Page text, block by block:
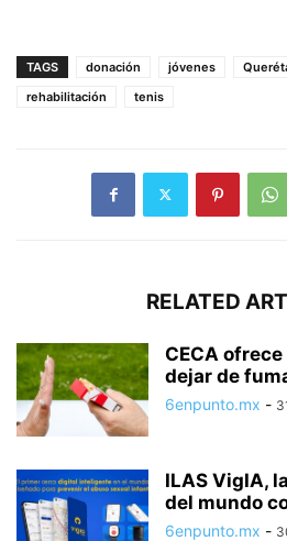
TAGS donación jóvenes
rehabilitación
tenis
RELATED
CECA
dejar de
6enpunto.mx -
ILAS VigIA,
del mundo
6enpunto.mx -